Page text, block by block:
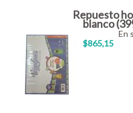
Repuesto
blanco
$865,15
En